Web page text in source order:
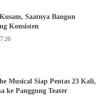
Saatnya Bangun
Konsisten
Musical Siap Pentas 23 Kali,
ke Panggung Teater